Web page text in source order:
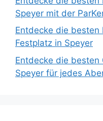
Speyer mit der
Entdecke die besten
Festplatz in Speyer
Entdecke die
Speyer für jedes